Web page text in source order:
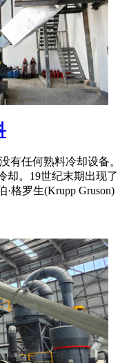
有任何熟料冷却设备。
却。19世纪末期出现了
格罗生(Krupp Gruson)